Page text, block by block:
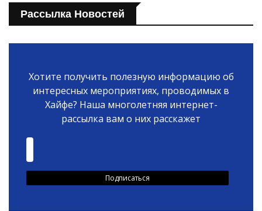
Рассылка Новостей
Хотите получить полезную информацию об
интересных мероприятиях, проводимых в
Хайфе? Наша многолетняя интернет-
рассылка вам о них расскажет